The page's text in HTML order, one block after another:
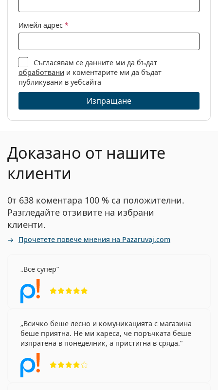
почистване:
Други
Пол:
Категория:
Диоптрични очила
Марка:
Gucci
Код:
GG0880O 004 56
Имейл адрес *
Съгласявам се данните ми да бъдат
обработвани и коментарите ми да бъдат
публикувани в уебсайта
Изпращане
Доказано от нашите
клиенти
0т 638 коментара 100 % са положителни.
Разгледайте отзивите на избрани
клиенти.
Прочетете повече мнения на Pazaruvaj.com
Все супер
Всичко беше лесно и комуникацията с магазина
беше приятна. Не ми хареса, че поръчката беше
изпратена в понеделник, а пристигна в сряда.